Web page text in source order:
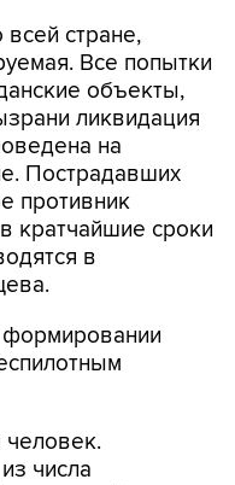
стране,
Все попытки
объекты,
ликвидация
на
Пострадавших
противник
кратчайшие сроки
в
формировании
человек.
числа